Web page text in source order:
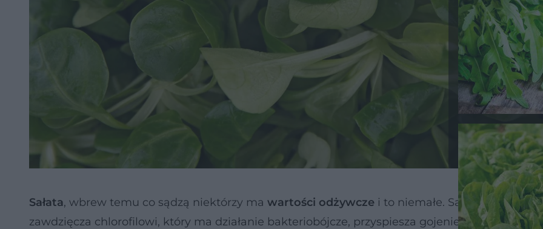
Sałata, wbrew temu co sądzą niektórzy ma wartości odżywcze i to niemałe. Sałata swój kolor
zawdzięcza chlorofilowi, który ma działanie bakteriobójcze, przyspiesza gojenie ran, chroni